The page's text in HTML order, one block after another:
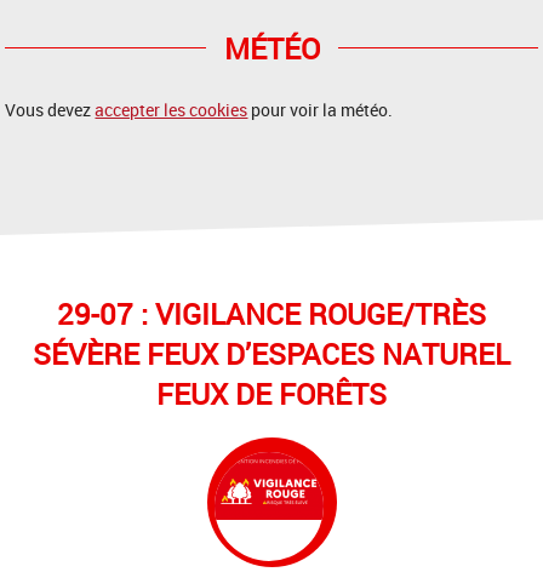
MÉTÉO
Vous devezaccepter les cookies pour voir la météo.
29-07 : VIGILANCE ROUGE/TRÈS
SÉVÈRE FEUX D’ESPACES NATUREL
FEUX DE FORÊTS